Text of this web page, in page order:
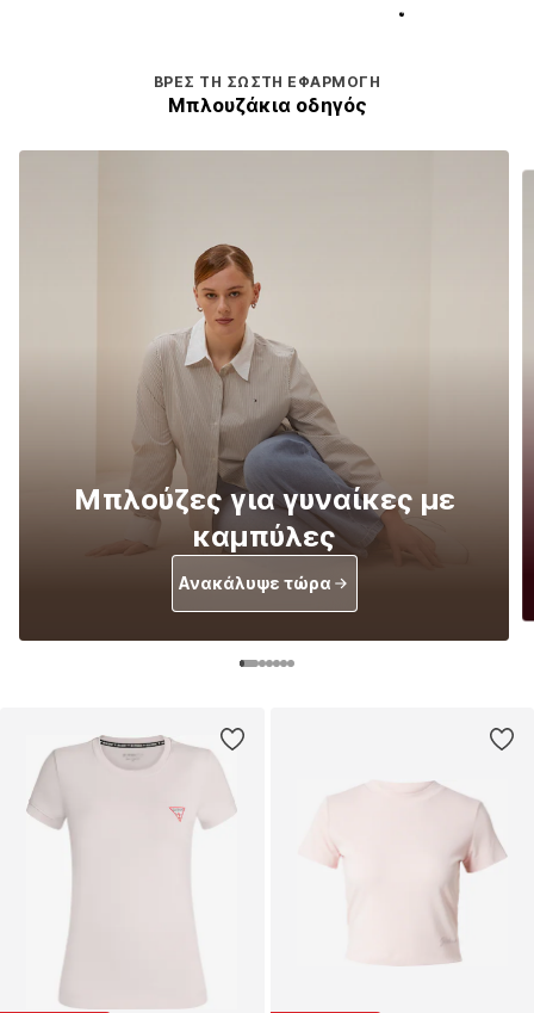
ΒΡΕΣ ΤΗ ΣΩΣΤΉ ΕΦΑΡΜΟΓΉ
Μπλουζάκια οδηγός
Μπλούζες για γυναίκες με
καμπύλες
Ανακάλυψε τώρα